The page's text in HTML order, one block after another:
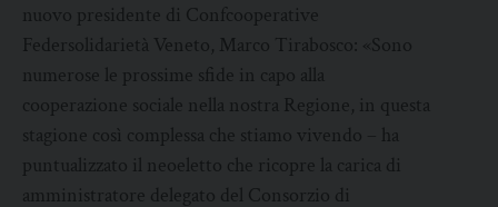
nuovo presidente di Confcooperative
Federsolidarietà Veneto, Marco Tirabosco: «Sono
numerose le prossime sfide in capo alla
cooperazione sociale nella nostra Regione, in questa
stagione così complessa che stiamo vivendo – ha
puntualizzato il neoeletto che ricopre la carica di
amministratore delegato del Consorzio di